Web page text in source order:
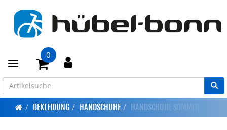
Toggle navigation
0
BEKLEIDUNG HANDSCHUHE HANDSCHUHE SOMMER